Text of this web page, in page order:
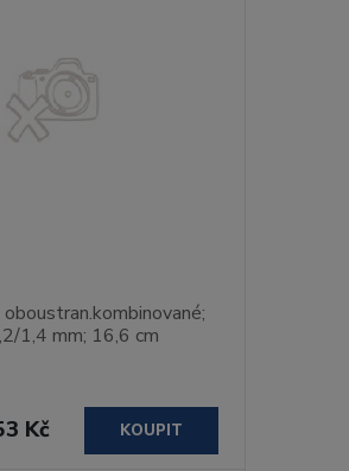
1,4 mm; 16,6 cm
Kč KOUPIT